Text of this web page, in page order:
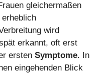
gleichermaßen
erheblich
wird
erkannt, oft erst
ersten Symptome. In
eingehenden Blick